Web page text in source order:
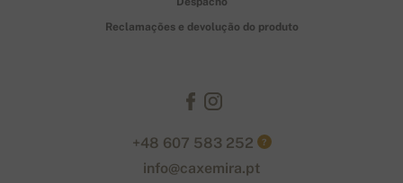
Reclamações e devolução do produto
+48 607 583 252 ?
info@caxemira.pt